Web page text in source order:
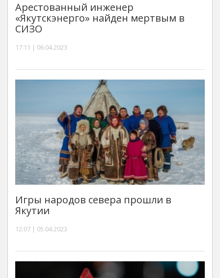
Арестованный инженер
«Якутскэнерго» найден мертвым в
СИЗО
17:11 | 06.04.2023
Игры народов севера прошли в
Якутии
12:07 | 05.04.2023